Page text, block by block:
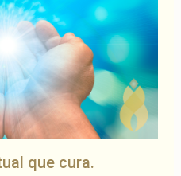
que cura.